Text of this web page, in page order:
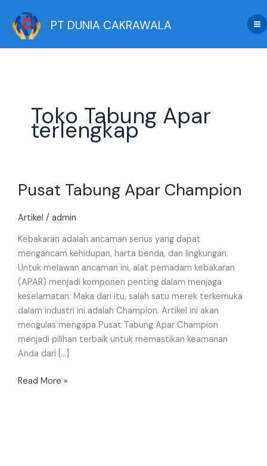
content
PT DUNIA CAKRAWALA
Toko Tabung Apar
terlengkap
Pusat Tabung Apar Champion
Artikel / admin
Kebakaran adalah ancaman serius yang dapat
mengancam kehidupan, harta benda, dan lingkungan.
Untuk melawan ancaman ini, alat pemadam kebakaran
(APAR) menjadi komponen penting dalam menjaga
keselamatan. Maka dari itu, salah satu merek terkemuka
dalam industri ini adalah Champion. Artikel ini akan
mengulas mengapa Pusat Tabung Apar Champion
menjadi pilihan terbaik untuk memastikan keamanan
Anda dari […]
Tabung
Champion
Read More »